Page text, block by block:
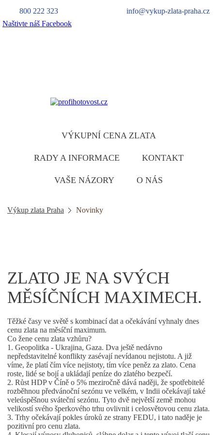
800 222 323
info@vykup-zlata-praha.cz
Naštivte náš Facebook
VÝKUPNÍ CENA ZLATA
RADY A INFORMACE KONTAKT
VAŠE NÁZORY O NÁS
Výkup zlata Praha Novinky
ZLATO JE NA SVÝCH
MĚSÍČNÍCH MAXIMECH.
Těžké časy ve světě s kombinací dat a očekávání vyhnaly dnes
cenu zlata na měsíční maximum.
Co žene cenu zlata vzhůru?
1. Geopolitka - Ukrajina, Gaza. Dva ještě nedávno
nepředstavitelné konflikty zasévají nevídanou nejistotu. A již
víme, že platí čím více nejistoty, tím více peněz za zlato. Cena
roste, lidé se bojí a ukládají peníze do zlatého bezpečí.
2. Růst HDP v Číně o 5% meziročně dává naději, že spotřebitelé
rozběhnou předvánoční sezónu ve velkém, v Indii očekávají také
veleúspěšnou sváteční sezónu. Tyto dvě největší země mohou
velikostí svého šperkového trhu ovlivnit i celosvětovou cenu zlata.
3. Trhy očekávají pokles úroků ze strany FEDU, i tato naděje je
pozitivní pro cenu zlata.